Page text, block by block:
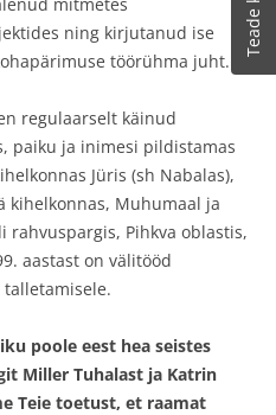
ning kirjutanud ise
töörühma juht.
regulaarselt käinud
paiku ja inimesi pildistamas
Jüris (sh Nabalas),
kihelkonnas, Muhumaal ja
rahvuspargis, Pihkva oblastis,
aastast on välitööd
poole eest hea seistes
Miller Tuhalast ja Katrin
Teie toetust, et raamat